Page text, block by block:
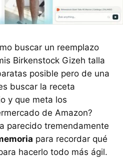
buscar un reemplazo
Birkenstock Gizeh talla
posible pero de una
buscar la receta
y que meta los
de Amazon?
parecido tremendamente
para recordar qué
hacerlo todo más ágil.